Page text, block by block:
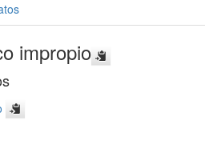
impropio